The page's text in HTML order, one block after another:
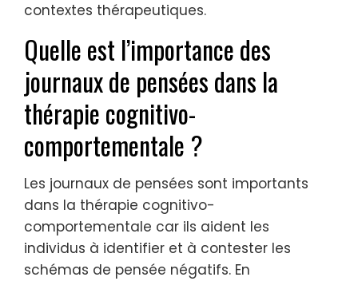
contextes thérapeutiques.
Quelle est l’importance des
journaux de pensées dans la
thérapie cognitivo-
comportementale ?
Les journaux de pensées sont importants
dans la thérapie cognitivo-
comportementale car ils aident les
individus à identifier et à contester les
schémas de pensée négatifs. En